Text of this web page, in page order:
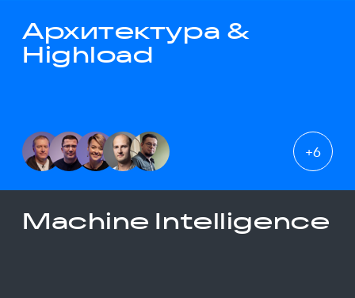
Архитектура &
Highload
+6
Machine Intelligence